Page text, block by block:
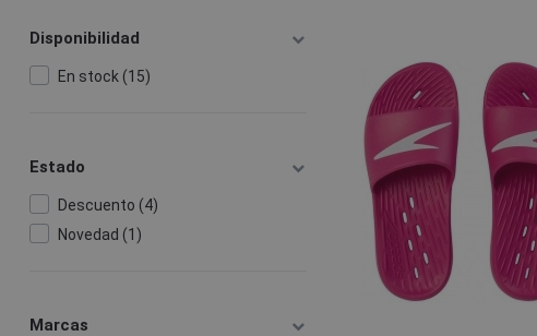
Disponibilidad
En stock (15)
Estado
Descuento (4)
Novedad (1)
Marcas